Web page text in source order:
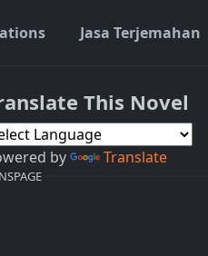
Jasa Terjemahan
This Novel
by Translate